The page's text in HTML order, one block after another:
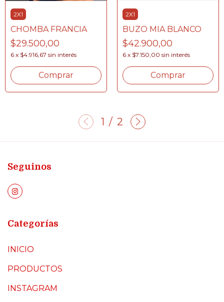
2X1
CHOMBA FRANCIA
$29.500,00
6 x $4.916,67 sin interés
Comprar
2X1
BUZO MIA BLANCO
$42.900,00
6 x $7.150,00 sin interés
Comprar
1 / 2
Seguinos
Categorías
INICIO
PRODUCTOS
INSTAGRAM